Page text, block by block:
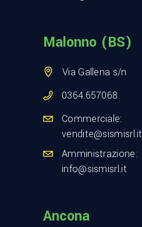
Malonno (BS)
Via Gallena s/n
0364.657068
Commerciale:
vendite@sismisrl.it
Amministrazione:
info@sismisrl.it
Ancona